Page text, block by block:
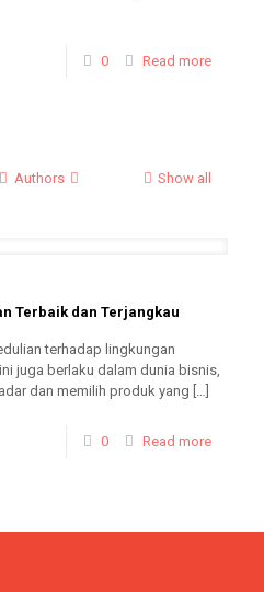
0 Read more
Authors Show all
Terbaik dan Terjangkau
terhadap lingkungan
juga berlaku dalam dunia bisnis,
dan memilih produk yang […]
0 Read more